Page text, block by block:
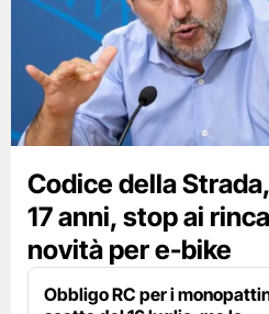
Codice della
17 anni, stop ai
novità per e-bike
Obbligo RC per i